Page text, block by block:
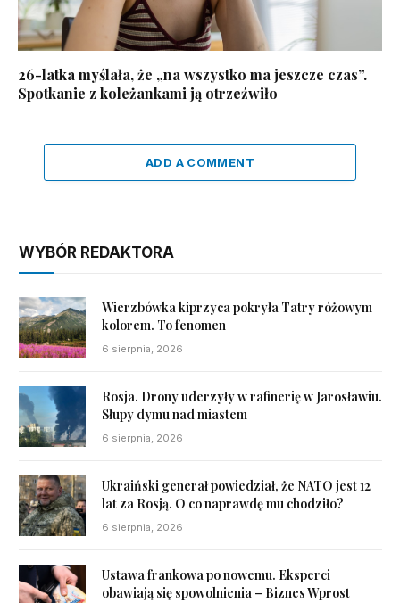
26-latka myślała, że „na wszystko ma jeszcze czas”.
Spotkanie z koleżankami ją otrzeźwiło
ADD A COMMENT
WYBÓR REDAKTORA
Wierzbówka kiprzyca pokryła Tatry różowym
kolorem. To fenomen
6 sierpnia, 2026
Rosja. Drony uderzyły w rafinerię w Jarosławiu.
Słupy dymu nad miastem
6 sierpnia, 2026
Ukraiński generał powiedział, że NATO jest 12
lat za Rosją. O co naprawdę mu chodziło?
6 sierpnia, 2026
Ustawa frankowa po nowemu. Eksperci
obawiają się spowolnienia – Biznes Wprost